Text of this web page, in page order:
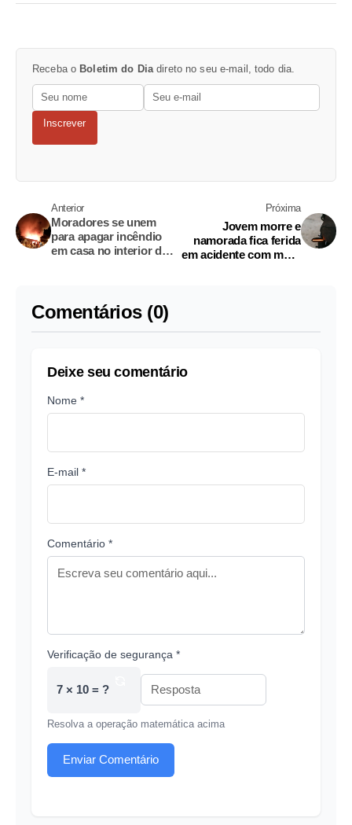
Receba o Boletim do Diadireto no seu e-mail, todo dia.
Inscrever
Anterior
Moradores se unem
para apagar incêndio
em casa no interior do
Próxima
Jovem morre e
namorada fica ferida
em acidente com moto
Comentários (0)
Deixe seu comentário
Nome *
E-mail *
Comentário *
Verificação de segurança *
7 × 10 = ?
Resolva a operação matemática acima
Enviar Comentário